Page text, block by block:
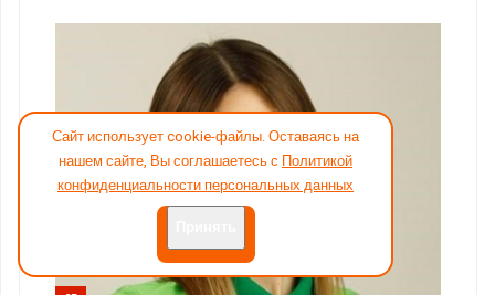
Сайт использует cookie-файлы. Оставаясь на
нашем сайте, Вы соглашаетесь с Политикой
конфиденциальности персональных данных